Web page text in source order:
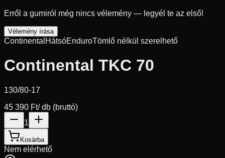
Erről a gumiról még nincs vélemény — legyél te az első!
Vélemény írása
Continental HátsóEnduroTömlő nélkül szerelhető
Continental TKC 70
130/80-17
45 390 Ft/ db (bruttó)
1
Kosárba
Nem elérhető